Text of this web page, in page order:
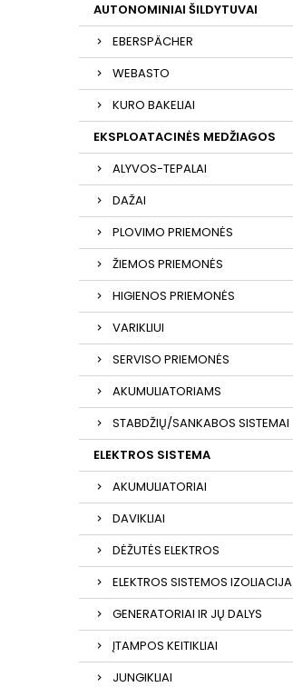
AUTONOMINIAI ŠILDYTUVAI
EBERSPÄCHER
WEBASTO
KURO BAKELIAI
EKSPLOATACINĖS MEDŽIAGOS
ALYVOS-TEPALAI
DAŽAI
PLOVIMO PRIEMONĖS
ŽIEMOS PRIEMONĖS
HIGIENOS PRIEMONĖS
VARIKLIUI
SERVISO PRIEMONĖS
AKUMULIATORIAMS
STABDŽIŲ/SANKABOS SISTEMAI
ELEKTROS SISTEMA
AKUMULIATORIAI
DAVIKLIAI
DĖŽUTĖS ELEKTROS
ELEKTROS SISTEMOS IZOLIACIJA
GENERATORIAI IR JŲ DALYS
ĮTAMPOS KEITIKLIAI
JUNGIKLIAI